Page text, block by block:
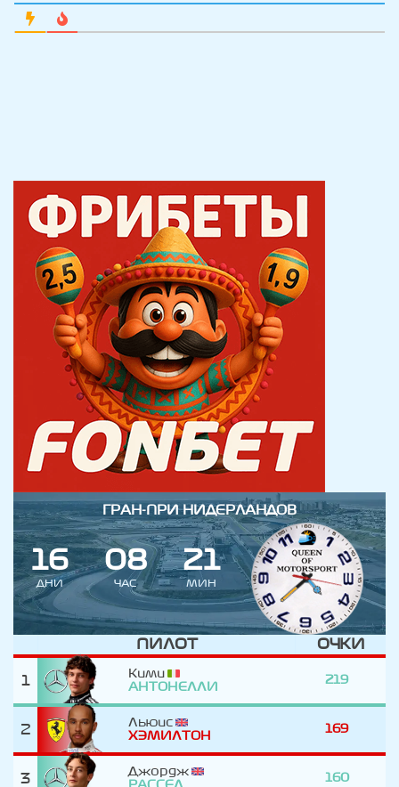
ГРАН-ПРИ НИДЕРЛАНДОВ
16
ДНИ
08
ЧАС
21
МИН
ПИЛОТ ОЧКИ
1
Кими
АНТОНЕЛЛИ
219
2
Льюис
ХЭМИЛТОН
169
3
Джордж
160